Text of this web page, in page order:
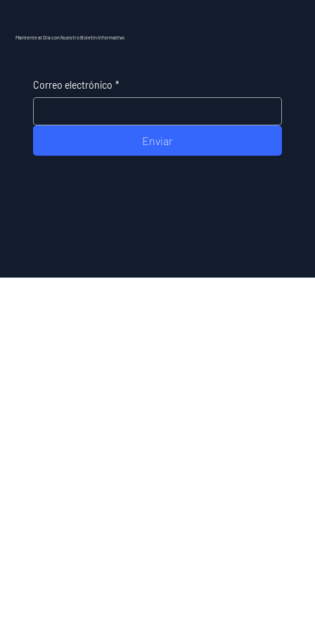
Mantente al Día con Nuestro Boletín Informativo
Correo electrónico *
Enviar